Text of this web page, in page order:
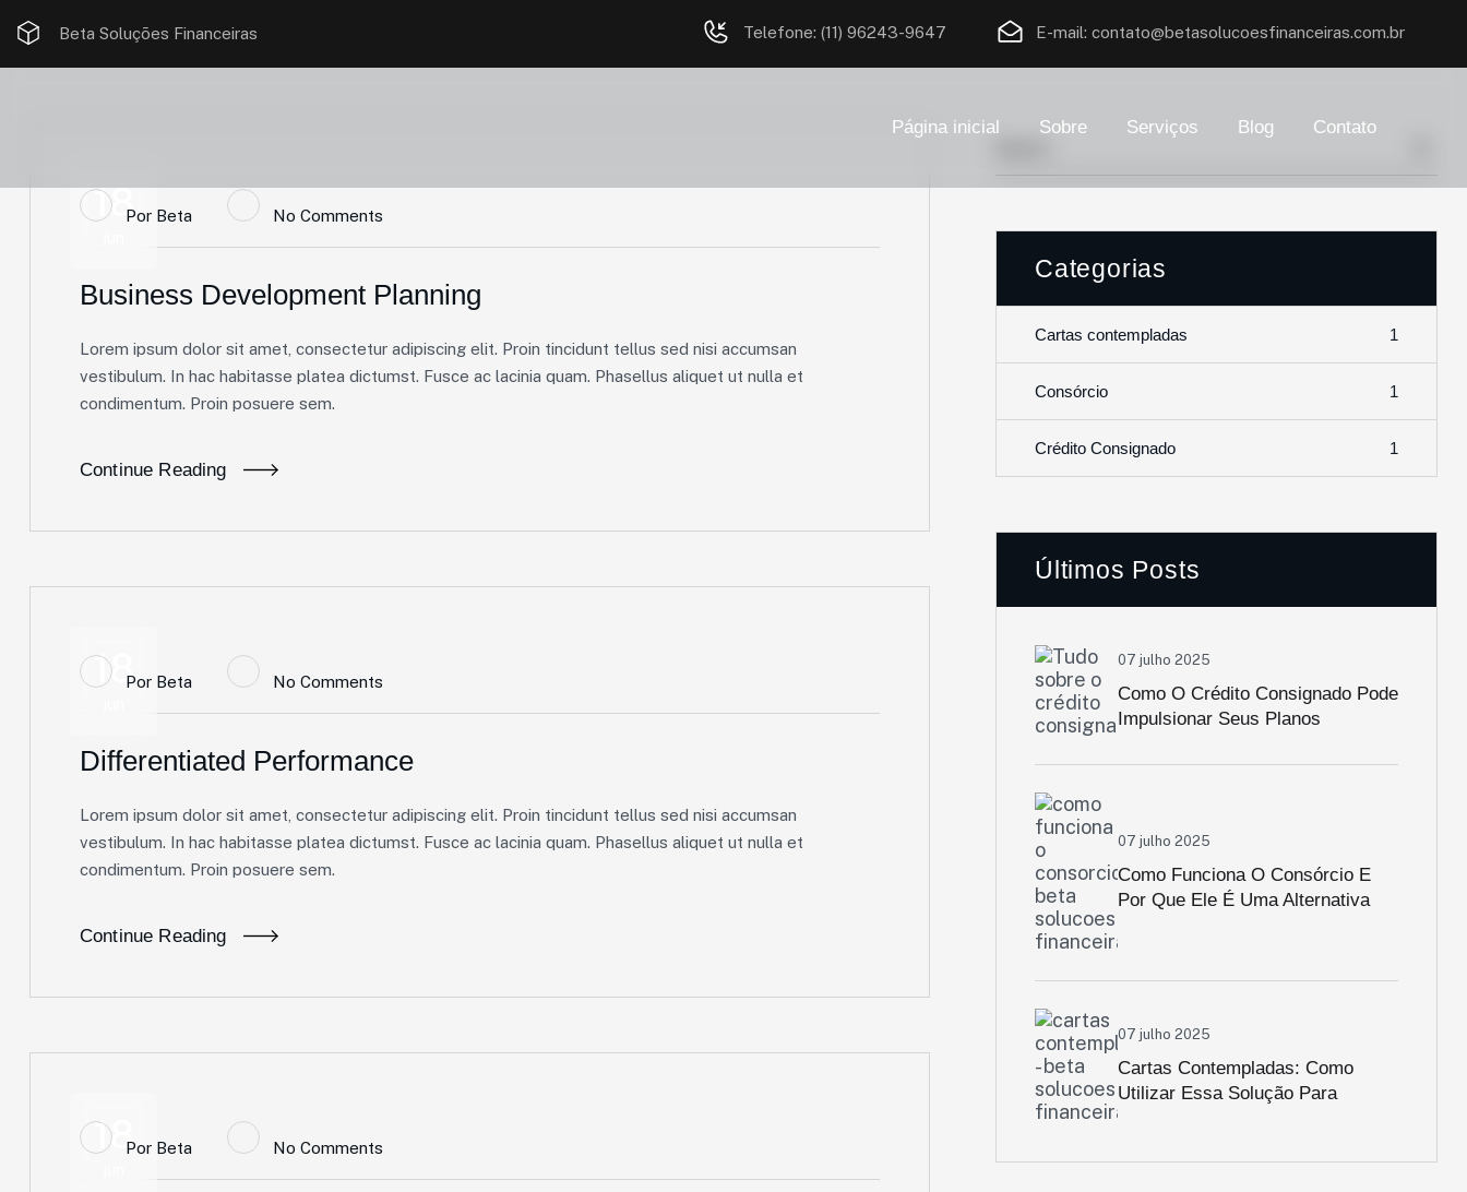
Beta Soluções Financeiras Telefone: (11) 96243-9647 E-mail: contato@betasolucoesfinanceiras.com.br
Página inicial Sobre Serviços Blog Contato
18Por Beta No Comments
Business Development Planning
Lorem ipsum dolor sit amet, consectetur adipiscing elit. Proin tincidunt tellus sed nisi accumsan
vestibulum. In hac habitasse platea dictumst. Fusce ac lacinia quam. Phasellus aliquet ut nulla et
condimentum. Proin posuere sem.
Continue Reading
18Por Beta No Comments
Differentiated Performance
Lorem ipsum dolor sit amet, consectetur adipiscing elit. Proin tincidunt tellus sed nisi accumsan
vestibulum. In hac habitasse platea dictumst. Fusce ac lacinia quam. Phasellus aliquet ut nulla et
condimentum. Proin posuere sem.
Continue Reading
18Por Beta No Comments
Categorias
Cartas contempladas 1
Consórcio 1
Crédito Consignado 1
Últimos Posts
07 julho 2025
Como O Crédito Consignado Pode
Impulsionar Seus Planos
07 julho 2025
Como Funciona O Consórcio E
Por Que Ele É Uma Alternativa
07 julho 2025
Cartas Contempladas: Como
Utilizar Essa Solução Para